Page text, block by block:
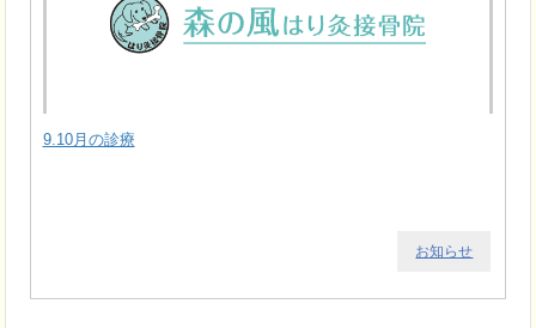
9.10月の診療
お知らせ